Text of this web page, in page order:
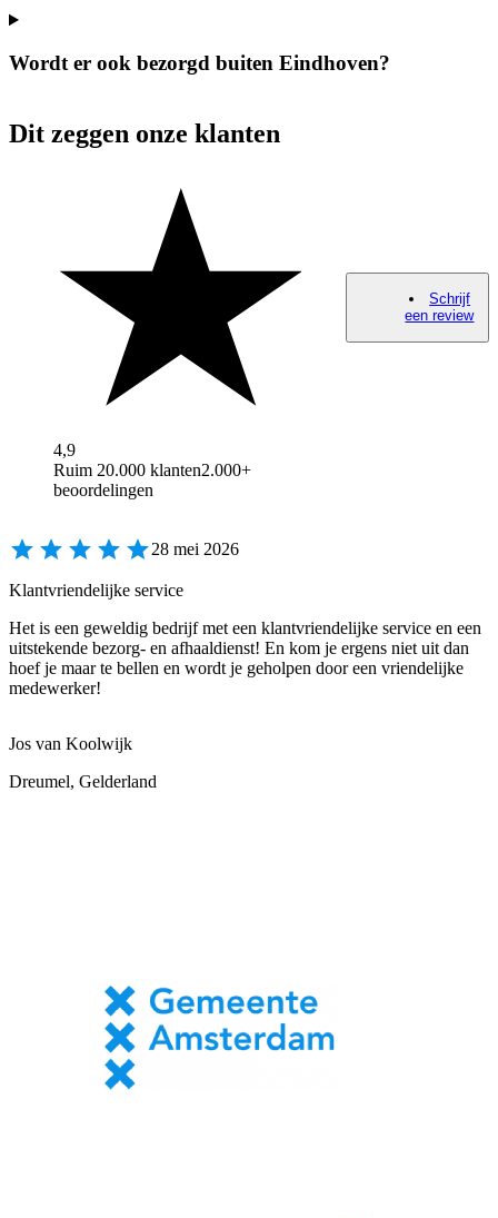
Wordt er ook bezorgd buiten Eindhoven?
Dit zeggen onze klanten
4,9
Ruim 20.000 klanten2.000+
beoordelingen
Schrijf
een review
28 mei 2026
Klantvriendelijke service
Het is een geweldig bedrijf met een klantvriendelijke service en een
uitstekende bezorg- en afhaaldienst! En kom je ergens niet uit dan
hoef je maar te bellen en wordt je geholpen door een vriendelijke
medewerker!
Jos van Koolwijk
Dreumel, Gelderland